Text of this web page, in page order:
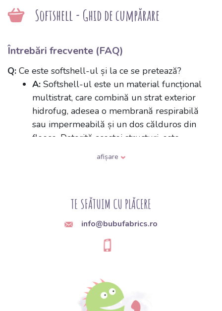
Softshell - Ghid de cumpărare
Întrebări frecvente (FAQ)
Q: Ce este softshell-ul și la ce se pretează?
A: Softshell-ul este un material funcțional
multistrat, care combină un strat exterior
hidrofug, adesea o membrană respirabilă
sau impermeabilă și un dos călduros din
fleece. Datorită acestei structuri, este
rezistent la vânt, rezistă la ploaie ușoară și, în
același timp, este respirabil. Din el se cos cel
și vreme mai rece.
Ce gramaj de softshell este potrivit pentru geci
Gramajul softshell-ului variază de obicei
urile mai ușoare, în jur de 250 g/m², sunt
potrivite pentru geci și veste de primăvară și
toamnă, iar tipurile mai groase, peste 300
afișare
TE SFĂTUIM CU PLĂCERE
info@bubufabrics.ro